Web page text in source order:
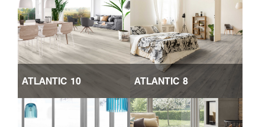
ATLANTIC 10 ATLANTIC 8